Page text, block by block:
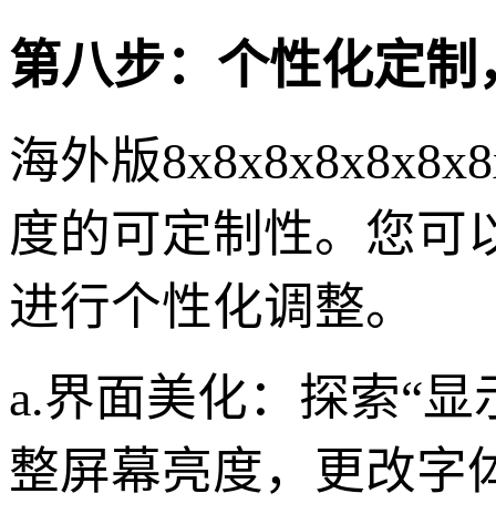
第八步：个性化定
海外版
度的可定制性。您可
进行个性化调整。
a.界面美化：探索“
整屏幕亮度，更改字